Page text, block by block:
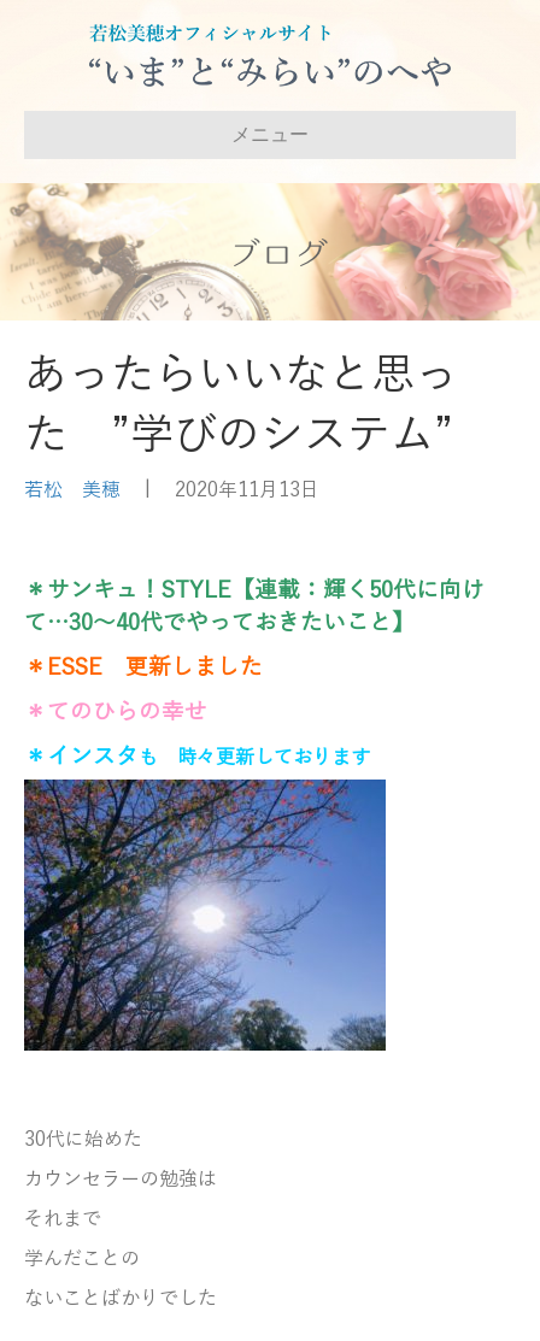
メニュー
ブログ
あったらいいなと思っ
た ”学びのシステム”
若松 美穂 2020年11月13日
＊サンキュ！STYLE【連載：輝く50代に向け
て…30～40代でやっておきたいこと】
＊ESSE 更新しました
＊てのひらの幸せ
＊インスタ も 時々更新しております
30代に始めた
カウンセラーの勉強は
それまで
学んだことの
ないこと ばかりでした